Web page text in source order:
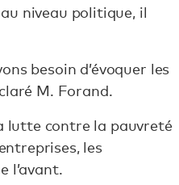
niveau politique, il
besoin d’évoquer les
M. Forand.
lutte contre la pauvreté
les
l’avant.